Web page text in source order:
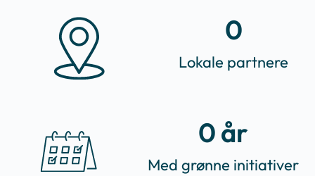
Lokale partnere
0
Med grønne initiativer
0 år